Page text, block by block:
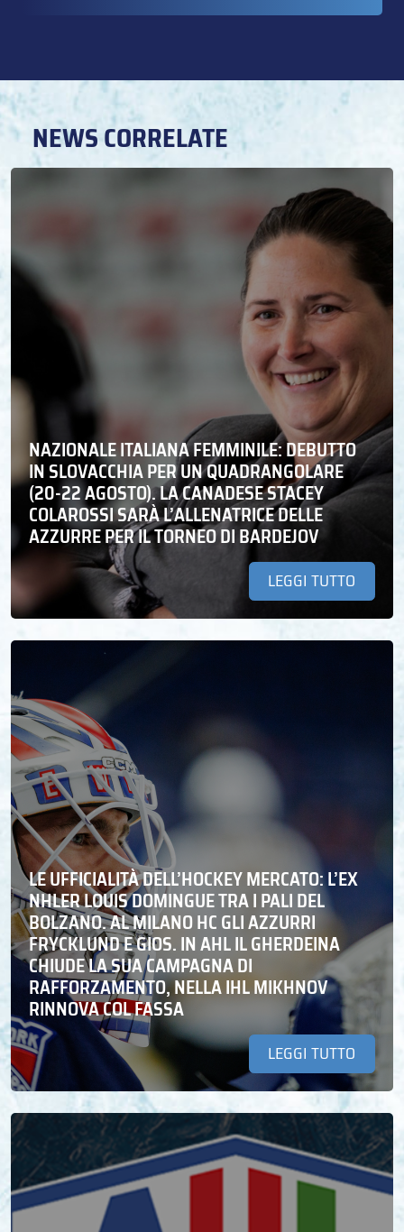
NEWS CORRELATE
NAZIONALE ITALIANA FEMMINILE: DEBUTTO
IN SLOVACCHIA PER UN QUADRANGOLARE
(20-22 AGOSTO). LA CANADESE STACEY
COLAROSSI SARÀ L’ALLENATRICE DELLE
AZZURRE PER IL TORNEO DI BARDEJOV
LEGGI TUTTO
LE UFFICIALITÀ DELL’HOCKEY MERCATO: L’EX
NHLER LOUIS DOMINGUE TRA I PALI DEL
BOLZANO. AL MILANO HC GLI AZZURRI
FRYCKLUND E GIOS. IN AHL IL GHERDEINA
CHIUDE LA SUA CAMPAGNA DI
RAFFORZAMENTO, NELLA IHL MIKHNOV
RINNOVA COL FASSA
LEGGI TUTTO